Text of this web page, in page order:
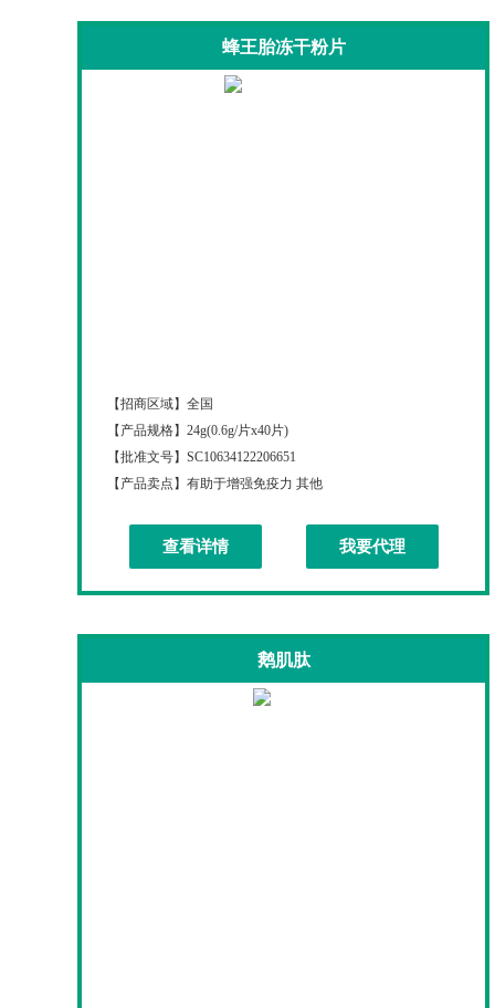
蜂王胎冻干粉片
【招商区域】 全国
【产品规格】 24g(0.6g/片x40片)
【批准文号】 SC10634122206651
【产品卖点】 有助于增强免疫力 其他
查看详情 我要代理
鹅肌肽